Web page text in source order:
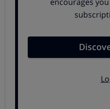
lugar, las usuarias se
y con jabón líquido neutro.
Comprobamos la
después del uso del
para reflejar la luz y se mide